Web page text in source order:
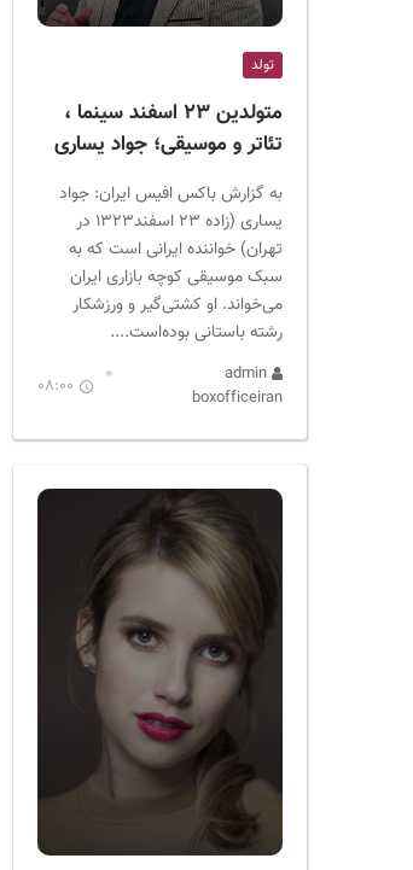
تولد
متولدین ۲۳ اسفند سینما ،
تئاتر و موسیقی؛ جواد یساری
به گزارش باکس افیس ایران: جواد
یساری (زاده ۲۳ اسفند۱۳۲۳ در
تهران) خواننده ایرانی است که به
سبک موسیقی کوچه بازاری ایران
می‌خواند. او کشتی‌گیر و ورزشکار
رشته باستانی بوده‌است....
admin
boxofficeiran
08:00